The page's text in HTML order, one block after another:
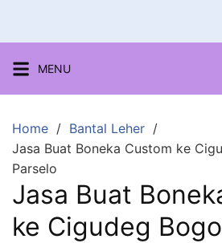
MENU
Home
Bantal Leher
Jasa Buat Boneka Custom ke
Parselo
Jasa Buat
ke Cigudeg